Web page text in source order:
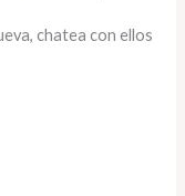
chatea con ellos